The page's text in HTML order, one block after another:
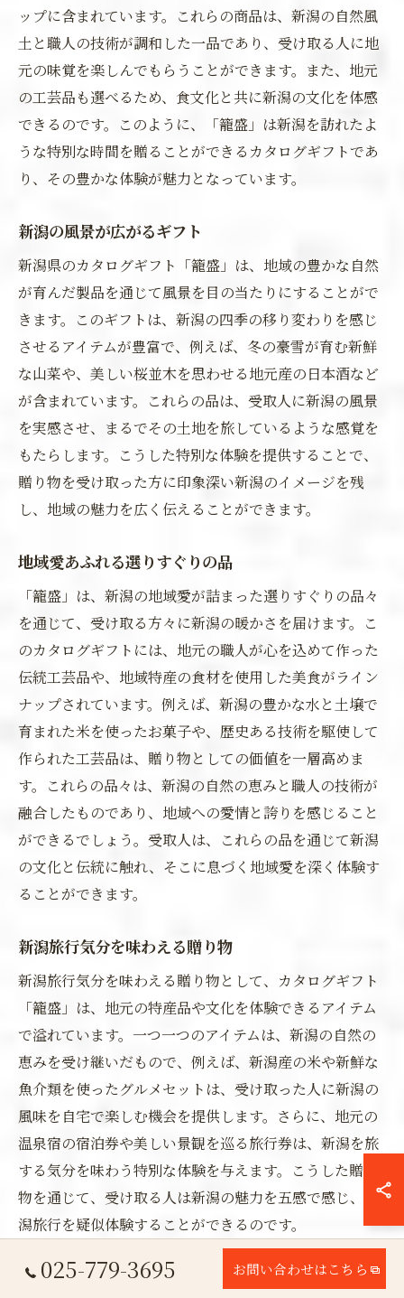
ップに含まれています。これらの商品は、新潟の自然風
土と職人の技術が調和した一品であり、受け取る人に地
元の味覚を楽しんでもらうことができます。また、地元
の工芸品も選べるため、食文化と共に新潟の文化を体感
できるのです。このように、「籠盛」は新潟を訪れたよ
うな特別な時間を贈ることができるカタログギフトであ
り、その豊かな体験が魅力となっています。
新潟の風景が広がるギフト
新潟県のカタログギフト「籠盛」は、地域の豊かな自然
が育んだ製品を通じて風景を目の当たりにすることがで
きます。このギフトは、新潟の四季の移り変わりを感じ
させるアイテムが豊富で、例えば、冬の豪雪が育む新鮮
な山菜や、美しい桜並木を思わせる地元産の日本酒など
が含まれています。これらの品は、受取人に新潟の風景
を実感させ、まるでその土地を旅しているような感覚を
もたらします。こうした特別な体験を提供することで、
贈り物を受け取った方に印象深い新潟のイメージを残
し、地域の魅力を広く伝えることができます。
地域愛あふれる選りすぐりの品
「籠盛」は、新潟の地域愛が詰まった選りすぐりの品々
を通じて、受け取る方々に新潟の暖かさを届けます。こ
のカタログギフトには、地元の職人が心を込めて作った
伝統工芸品や、地域特産の食材を使用した美食がライン
ナップされています。例えば、新潟の豊かな水と土壌で
育まれた米を使ったお菓子や、歴史ある技術を駆使して
作られた工芸品は、贈り物としての価値を一層高めま
す。これらの品々は、新潟の自然の恵みと職人の技術が
融合したものであり、地域への愛情と誇りを感じること
ができるでしょう。受取人は、これらの品を通じて新潟
の文化と伝統に触れ、そこに息づく地域愛を深く体験す
ることができます。
新潟旅行気分を味わえる贈り物
新潟旅行気分を味わえる贈り物として、カタログギフト
「籠盛」は、地元の特産品や文化を体験できるアイテム
で溢れています。一つ一つのアイテムは、新潟の自然の
恵みを受け継いだもので、例えば、新潟産の米や新鮮な
魚介類を使ったグルメセットは、受け取った人に新潟の
風味を自宅で楽しむ機会を提供します。さらに、地元の
温泉宿の宿泊券や美しい景観を巡る旅行券は、新潟を旅
する気分を味わう特別な体験を与えます。こうした贈り
物を通じて、受け取る人は新潟の魅力を五感で感じ、新
潟旅行を疑似体験することができるのです。
地域を旅する気分で選ぶカタログギフト
025-779-3695 お問い合わせはこちら